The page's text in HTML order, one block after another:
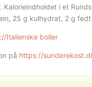
Kalorieindholdet i et
25 g kulhydrat, 2 g
Italienske boller
på https://